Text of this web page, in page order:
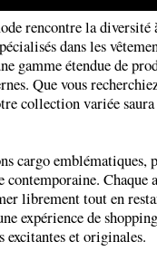
rencontre la diversité
dans les
gamme étendue de
Que vous
collection variée
cargo emblématiques,
Chaque
librement tout en
expérience de
excitantes et originales.